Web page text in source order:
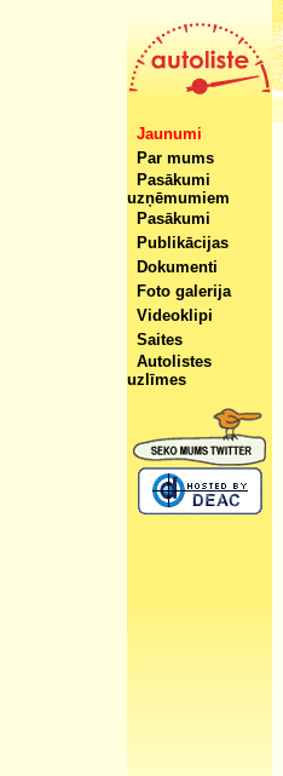
Jaunumi
Par mums
Pasākumi
uzņēmumiem
Pasākumi
Publikācijas
Dokumenti
Foto galerija
Videoklipi
Saites
Autolistes
uzlīmes